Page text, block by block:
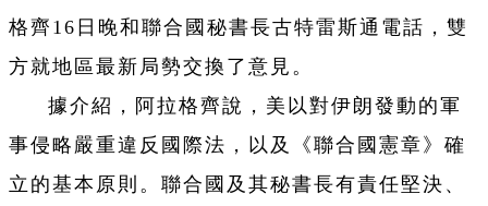
格齊16日晚和聯合國秘書長古特雷斯通電話，雙
方就地區最新局勢交換了意見。
據介紹，阿拉格齊說，美以對伊朗發動的軍
事侵略嚴重違反國際法，以及《聯合國憲章》確
立的基本原則。聯合國及其秘書長有責任堅決、